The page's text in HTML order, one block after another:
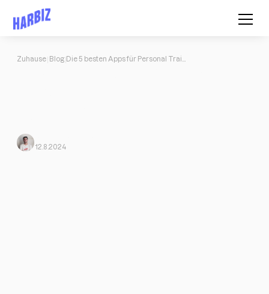
Zuhause Blog
12.8.2024